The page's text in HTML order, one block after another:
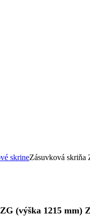
skrineZásuvková skriňa
(výška 1215 mm)